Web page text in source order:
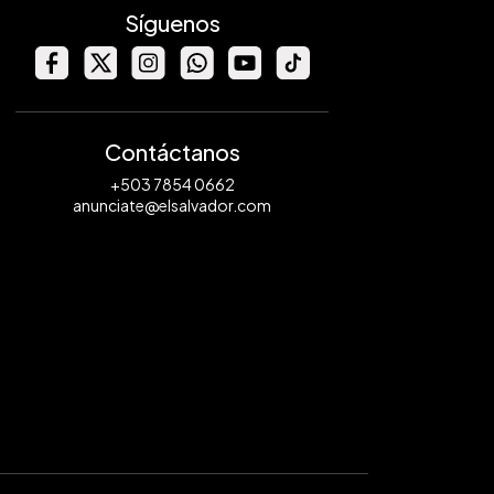
Síguenos
Contáctanos
+503 7854 0662
anunciate@elsalvador.com